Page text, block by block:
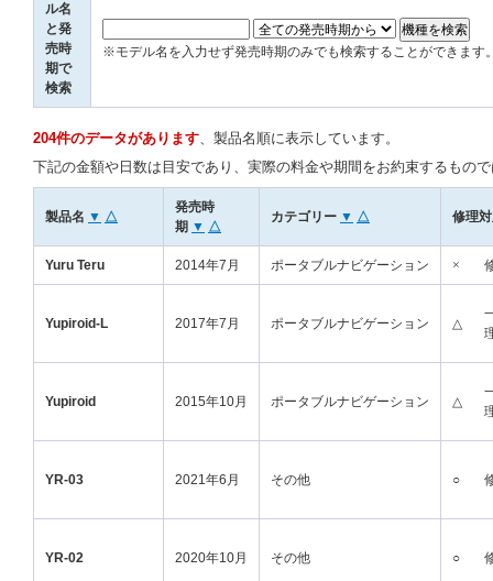
ル名
と発
売時
期で
検索
※モデル名を入力せず発売時期のみでも検索することができます
204件のデータがあります、製品名順に表示しています。
下記の金額や日数は目安であり、実際の料金や期間をお約束するもの
製品名 ▼ △
発売時
期 ▼ △
カテゴリー ▼ △ 修理
Yuru Teru 2014年7月 ポータブルナビゲーション ×
Yupiroid-L 2017年7月 ポータブルナビゲーション △
Yupiroid 2015年10月 ポータブルナビゲーション △
YR-03 2021年6月 その他 ○
YR-02 2020年10月 その他 ○